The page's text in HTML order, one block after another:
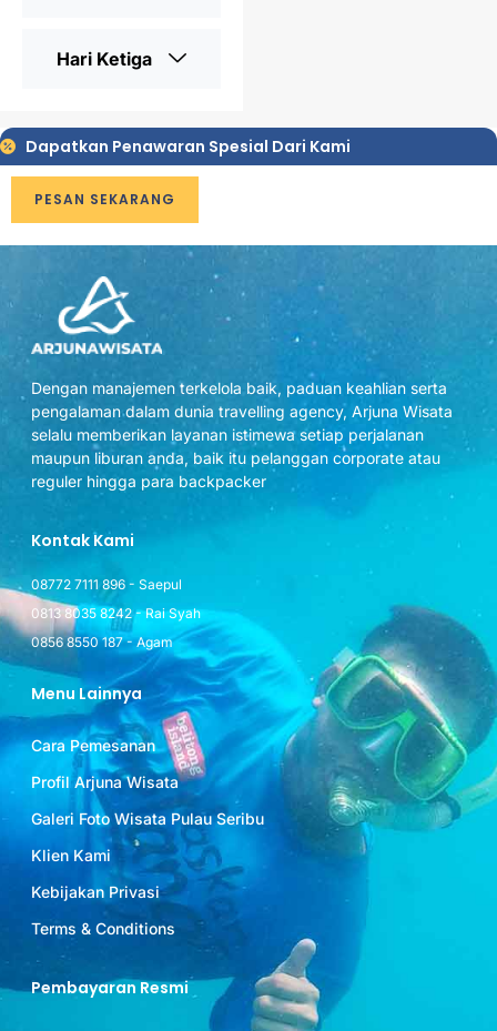
Hari Ketiga
Dapatkan Penawaran Spesial Dari Kami
PESAN SEKARANG
Dengan manajemen terkelola baik, paduan keahlian serta
pengalaman dalam dunia travelling agency, Arjuna Wisata
selalu memberikan layanan istimewa setiap perjalanan
maupun liburan anda, baik itu pelanggan corporate atau
reguler hingga para backpacker
Kontak Kami
08772 7111 896 - Saepul
0813 8035 8242 - Rai Syah
0856 8550 187 - Agam
Menu Lainnya
Cara Pemesanan
Profil Arjuna Wisata
Galeri Foto Wisata Pulau Seribu
Klien Kami
Kebijakan Privasi
Terms & Conditions
Pembayaran Resmi